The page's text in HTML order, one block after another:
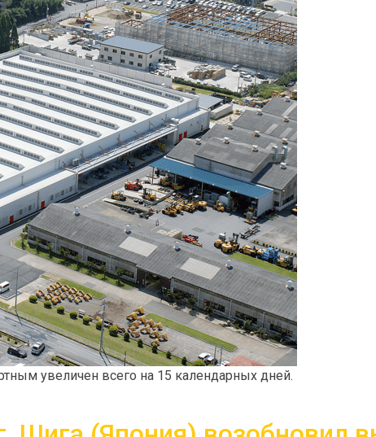
увеличен всего на 15 календарных дней.